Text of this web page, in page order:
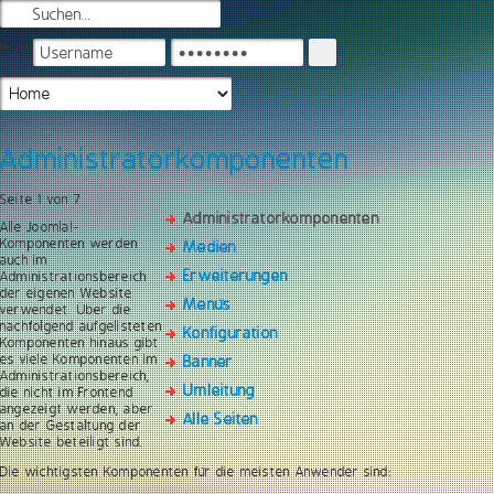
Login
Administratorkomponenten
Administratorkomponenten
Medien
Erweiterungen
Menüs
Konfiguration
Banner
Umleitung
Alle Seiten
Seite 1 von 7
Alle Joomla!-
Komponenten werden
auch im
Administrationsbereich
der eigenen Website
verwendet. Über die
nachfolgend aufgelisteten
Komponenten hinaus gibt
es viele Komponenten im
Administrationsbereich,
die nicht im Frontend
angezeigt werden, aber
an der Gestaltung der
Website beteiligt sind.
Die wichtigsten Komponenten für die meisten Anwender sind: